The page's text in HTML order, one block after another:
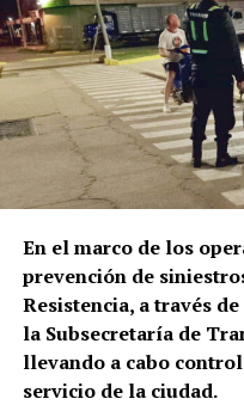
En el marco de los
prevención de
Resistencia, a través
la Subsecretaría de
llevando a cabo
servicio de la ciudad.